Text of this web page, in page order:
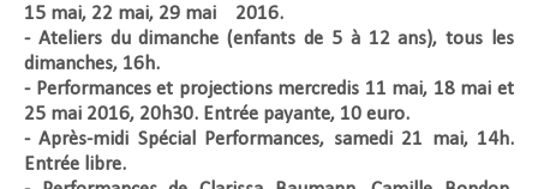
15 mai, 22 mai, 29 mai 2016.
- Ateliers du dimanche (enfants de 5 à 12 ans), tous les
dimanches, 16h.
- Performances et projections mercredis 11 mai, 18 mai et
25 mai 2016, 20h30. Entrée payante, 10 euro.
- Après-midi Spécial Performances, samedi 21 mai, 14h.
Entrée libre.